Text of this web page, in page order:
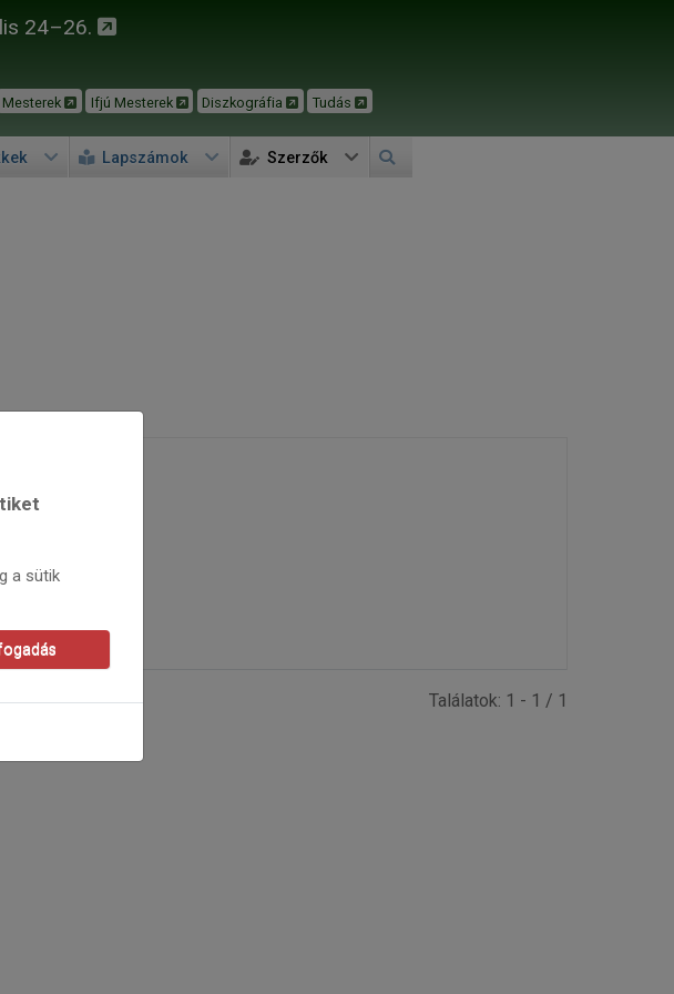
24–26.
Mesterek Ifjú Mesterek Diszkográfia Tudás
Lapszámok Szerzők
Találatok: 1 - 1 / 1
a sütik